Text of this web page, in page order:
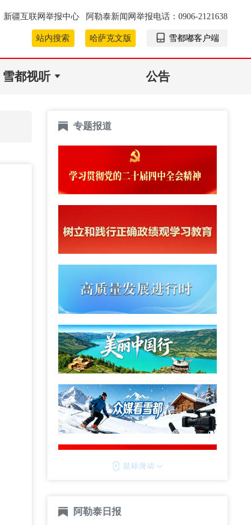
新疆互联网举报中心 阿勒泰新闻网举报电话：0906-2121638
站内搜索 哈萨克文版 雪都嘟客户端
雪都视听 公告
专题报道
阿勒泰日报